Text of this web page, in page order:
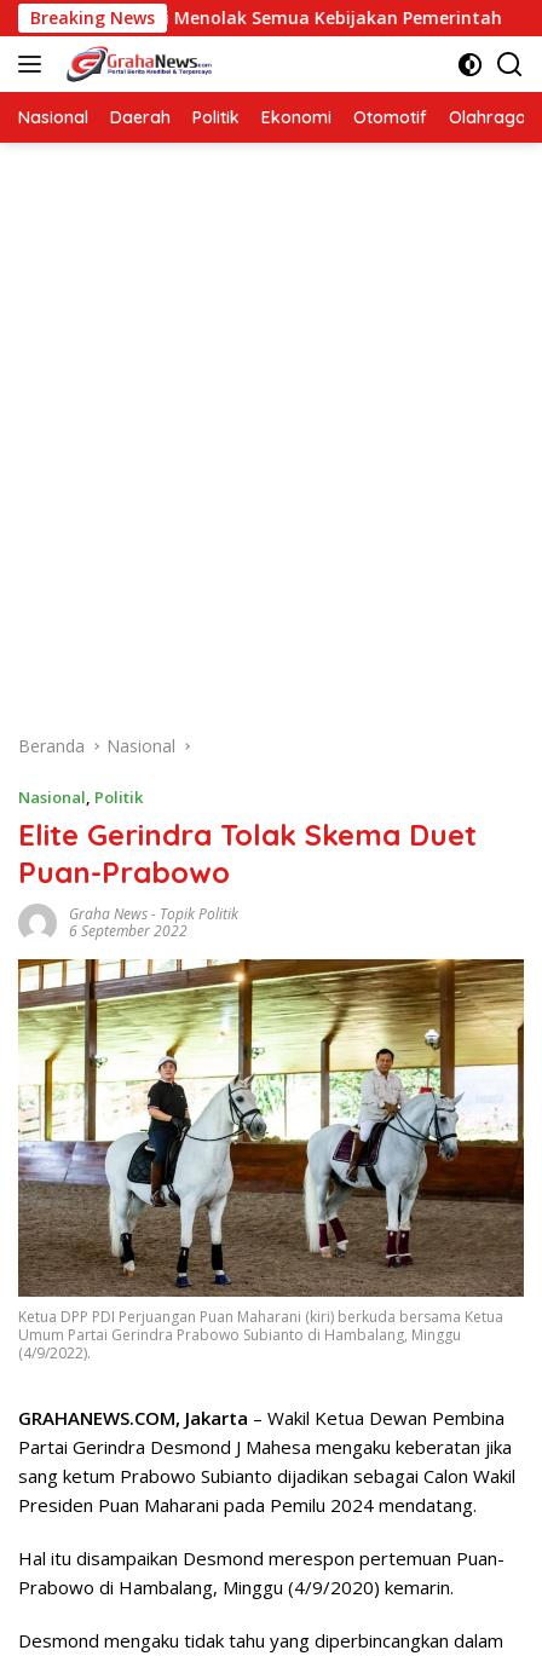
Langsung
ke
konten
Breaking News
Berarti Menolak Semua Kebijakan Pemerintah
Nasional Daerah Politik Ekonomi Otomotif Olahraga
Beranda Nasional
Nasional, Politik
Elite Gerindra Tolak Skema Duet
Puan-Prabowo
Graha News- Topik Politik
6 September 2022
Ketua DPP PDI Perjuangan Puan Maharani (kiri) berkuda bersama Ketua
Umum Partai Gerindra Prabowo Subianto di Hambalang, Minggu
(4/9/2022).
GRAHANEWS.COM, Jakarta – Wakil Ketua Dewan Pembina
Partai Gerindra Desmond J Mahesa mengaku keberatan jika
sang ketum Prabowo Subianto dijadikan sebagai Calon Wakil
Presiden Puan Maharani pada Pemilu 2024 mendatang.
Hal itu disampaikan Desmond merespon pertemuan Puan-
Prabowo di Hambalang, Minggu (4/9/2020) kemarin.
Desmond mengaku tidak tahu yang diperbincangkan dalam